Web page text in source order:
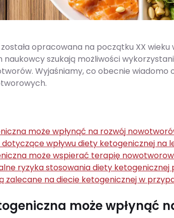
opracowana na początku XX wieku
naukowcy szukają możliwości
Wyjaśniamy, co obecnie wiadomo
może wpłynąć na rozwój
wpływu diety ketogenicznej na
może wspierać terapię
ryzyka stosowania diety
zalecane na diecie ketogenicznej w
może wpłynąć